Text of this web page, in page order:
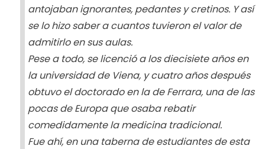
antojaban ignorantes, pedantes y cretinos. Y así
se lo hizo saber a cuantos tuvieron el valor de
admitirlo en sus aulas.
Pese a todo, se licenció a los diecisiete años en
la universidad de Viena, y cuatro años después
obtuvo el doctorado en la de Ferrara, una de las
pocas de Europa que osaba rebatir
comedidamente la medicina tradicional.
Fue ahí, en una taberna de estudiantes de esta